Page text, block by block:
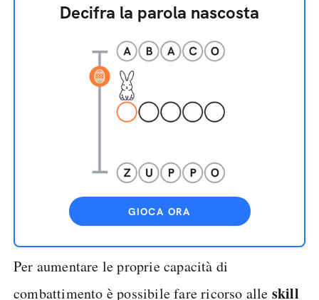
Decifra la parola nascosta
GIOCA ORA
Per aumentare le proprie capacità di
combattimento è possibile fare ricorso alle skill